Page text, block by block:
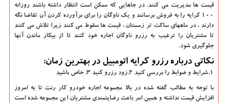
قیمت ها مدیریت می کنند. در جاهایی که ممکن است انتظار داشته باشند روزانه
100 کرایه را به فروش برسانند و یک ناوگان را برای برآورده کردن آن تقاضا نگه
دارند ، در ماههای ساکت تر زمستان ، قیمت ها سقوط می کنند زیرا تلاش می کنند
تا مشتریان را ترغیب به رزرو ناوگان اجاره خود کنند تا از بیکار ماندن آنها
جلوگیری شود.
نکاتی درباره رزرو کرایه اتومبیل در بهترین زمان:
1.شرایط و ضوابط را بررسی کنید 2.زود رزرو کنید 3. خاص باشید
با توجه به مطالب گفته شده در بالا مجموعه اجاره خودرو کار رنت تا به امروز
افزایش قیمت نداشته و همین امر باعث رضایتمندی مشتریان این مجموعه شده است